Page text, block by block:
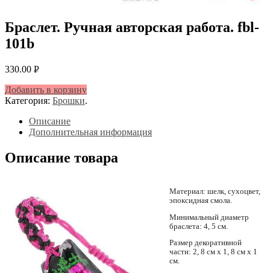
Браслет. Ручная авторская работа. fbl-
101b
330.00 Р
Добавить в корзину
Категория: Брошки.
Описание
Дополнительная информация
Описание товара
Материал: шелк, сухоцвет,
эпоксидная смола.
Минимальный диаметр
браслета: 4, 5 см.
Размер декоративной
части: 2, 8 см х 1, 8 см х 1
см.